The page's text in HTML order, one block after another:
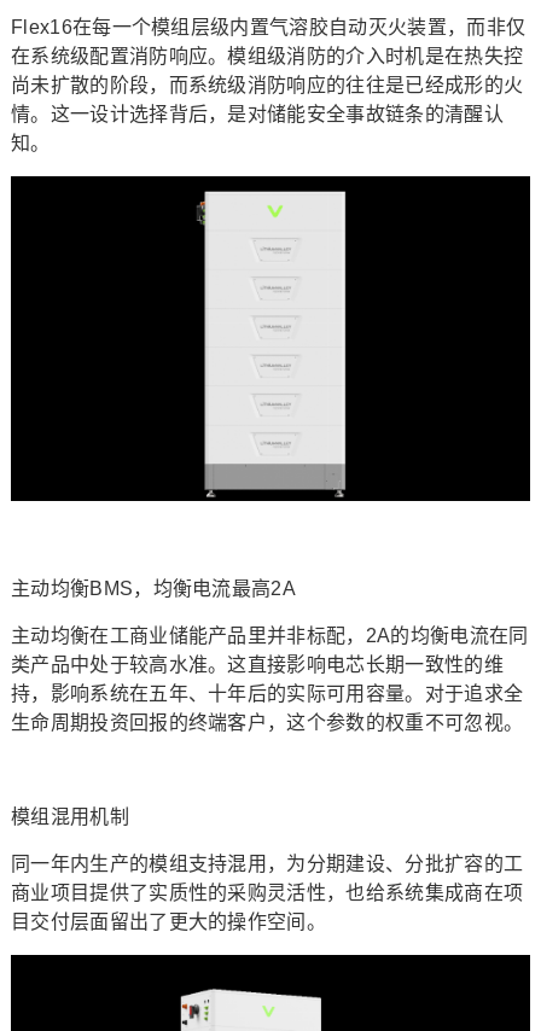
Flex16在每一个模组层级内置气溶胶自动灭火装置，而非仅
在系统级配置消防响应。模组级消防的介入时机是在热失控
尚未扩散的阶段，而系统级消防响应的往往是已经成形的火
情。这一设计选择背后，是对储能安全事故链条的清醒认
知。
主动均衡BMS，均衡电流最高2A
主动均衡在工商业储能产品里并非标配，2A的均衡电流在同
类产品中处于较高水准。这直接影响电芯长期一致性的维
持，影响系统在五年、十年后的实际可用容量。对于追求全
生命周期投资回报的终端客户，这个参数的权重不可忽视。
模组混用机制
同一年内生产的模组支持混用，为分期建设、分批扩容的工
商业项目提供了实质性的采购灵活性，也给系统集成商在项
目交付层面留出了更大的操作空间。